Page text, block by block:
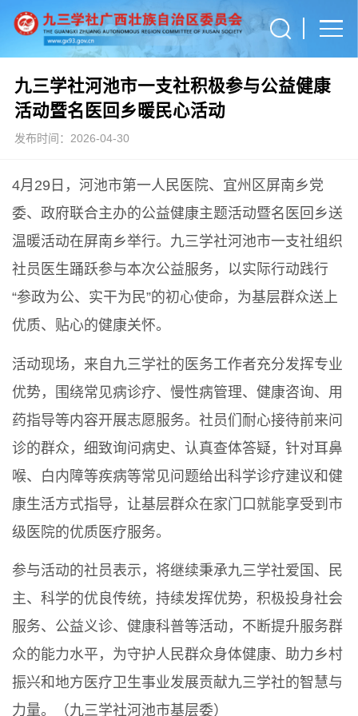
九三学社河池市一支社积极参与公益健康
活动暨名医回乡暖民心活动
发布时间：2026-04-30
4月29日，河池市第一人民医院、宜州区屏南乡党
委、政府联合主办的公益健康主题活动暨名医回乡送
温暖活动在屏南乡举行。九三学社河池市一支社组织
社员医生踊跃参与本次公益服务，以实际行动践行
“参政为公、实干为民”的初心使命，为基层群众送上
优质、贴心的健康关怀。
活动现场，来自九三学社的医务工作者充分发挥专业
优势，围绕常见病诊疗、慢性病管理、健康咨询、用
药指导等内容开展志愿服务。社员们耐心接待前来问
诊的群众，细致询问病史、认真查体答疑，针对耳鼻
喉、白内障等疾病等常见问题给出科学诊疗建议和健
康生活方式指导，让基层群众在家门口就能享受到市
级医院的优质医疗服务。
参与活动的社员表示，将继续秉承九三学社爱国、民
主、科学的优良传统，持续发挥优势，积极投身社会
服务、公益义诊、健康科普等活动，不断提升服务群
众的能力水平，为守护人民群众身体健康、助力乡村
振兴和地方医疗卫生事业发展贡献九三学社的智慧与
力量。（九三学社河池市基层委）